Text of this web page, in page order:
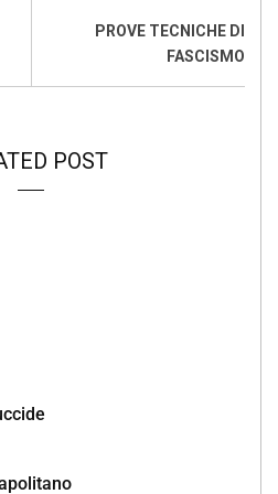
PROVE TECNICHE DI
FASCISMO
POST